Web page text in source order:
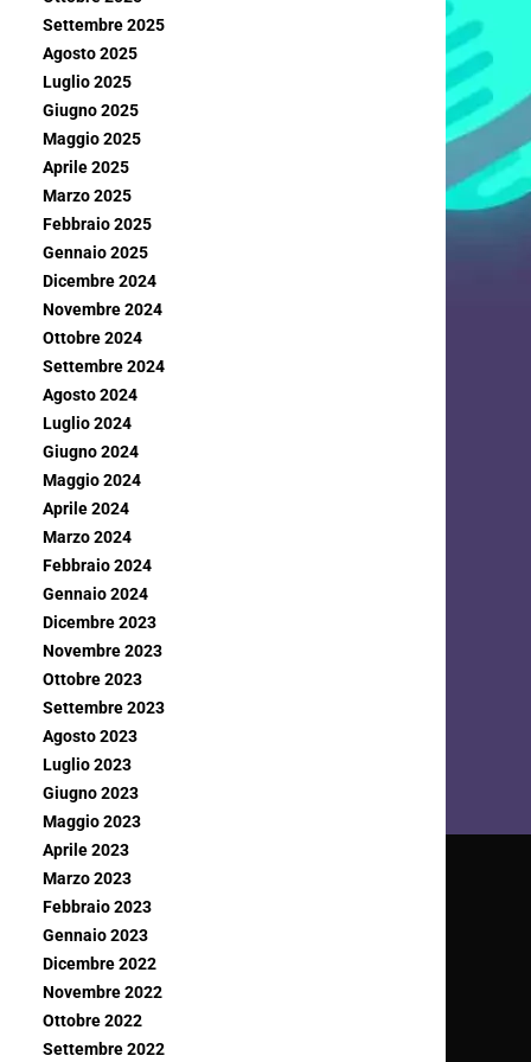
Settembre 2025
Agosto 2025
Luglio 2025
Giugno 2025
Maggio 2025
Aprile 2025
Marzo 2025
Febbraio 2025
Gennaio 2025
Dicembre 2024
Novembre 2024
Ottobre 2024
Settembre 2024
Agosto 2024
Luglio 2024
Giugno 2024
Maggio 2024
Aprile 2024
Marzo 2024
Febbraio 2024
Gennaio 2024
Dicembre 2023
Novembre 2023
Ottobre 2023
Settembre 2023
Agosto 2023
Luglio 2023
Giugno 2023
Maggio 2023
Aprile 2023
Marzo 2023
Febbraio 2023
Gennaio 2023
Dicembre 2022
Novembre 2022
Ottobre 2022
Settembre 2022